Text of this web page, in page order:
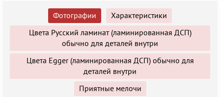
Фотографии
Характеристики
Цвета Русский ламинат (ламинированная ДСП)
обычно для деталей внутри
Цвета Egger (ламинированная ДСП) обычно для
деталей внутри
Приятные мелочи